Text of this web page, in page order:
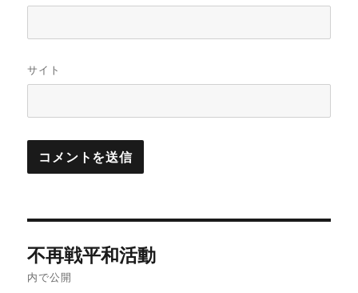
サイト
稿
不再戦平和活動
内で公開